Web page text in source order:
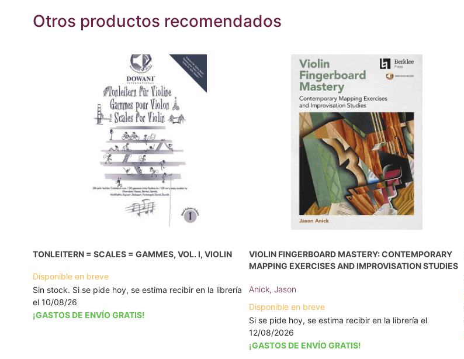
Otros productos recomendados
TONLEITERN = SCALES = GAMMES, VOL. I, VIOLIN
Disponible en breve
Sin stock. Si se pide hoy, se estima recibir en la librería
el 10/08/26
¡GASTOS DE ENVÍO GRATIS!
VIOLIN FINGERBOARD MASTERY: CONTEMPORARY
MAPPING EXERCISES AND IMPROVISATION STUDIES
Anick, Jason
Disponible en breve
Si se pide hoy, se estima recibir en la librería el
12/08/2026
¡GASTOS DE ENVÍO GRATIS!